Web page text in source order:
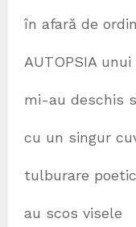
în afară de
AUTOPSIA unui
mi-au deschis
cu un singur
tulburare
au scos visele